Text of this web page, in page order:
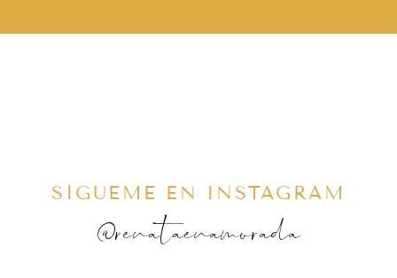
SÍGUEME EN INSTAGRAM
@renataenamorada